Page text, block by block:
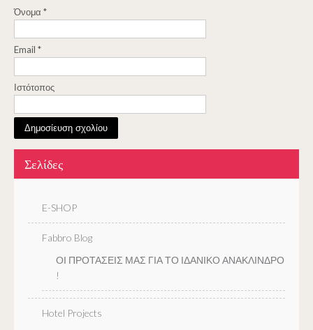
Όνομα *
Email *
Ιστότοπος
Σελίδες
E-SHOP
Fabbro Blog
ΟΙ ΠΡΟΤΑΣΕΙΣ ΜΑΣ ΓΙΑ ΤΟ ΙΔΑΝΙΚΟ ΑΝΑΚΛΙΝΔΡΟ
!
Hotel Projects